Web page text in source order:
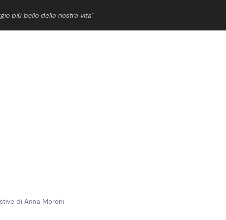
più bello della nostra vita”
di Anna Moroni